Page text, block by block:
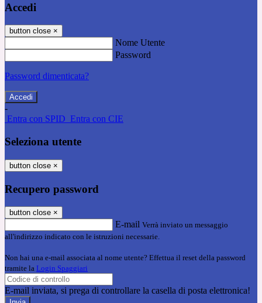
Accedi
button close ×
Nome Utente
Password
Password dimenticata?
-
Entra con SPID Entra con CIE
Seleziona utente
button close ×
Recupero password
button close ×
E-mail Verrà inviato un messaggio
all'indirizzo indicato con le istruzioni necessarie.
Non hai una e-mail associata al nome utente? Effettua il reset della password
tramite la Login Spaggiari
E-mail inviata, si prega di controllare la casella di posta elettronica!